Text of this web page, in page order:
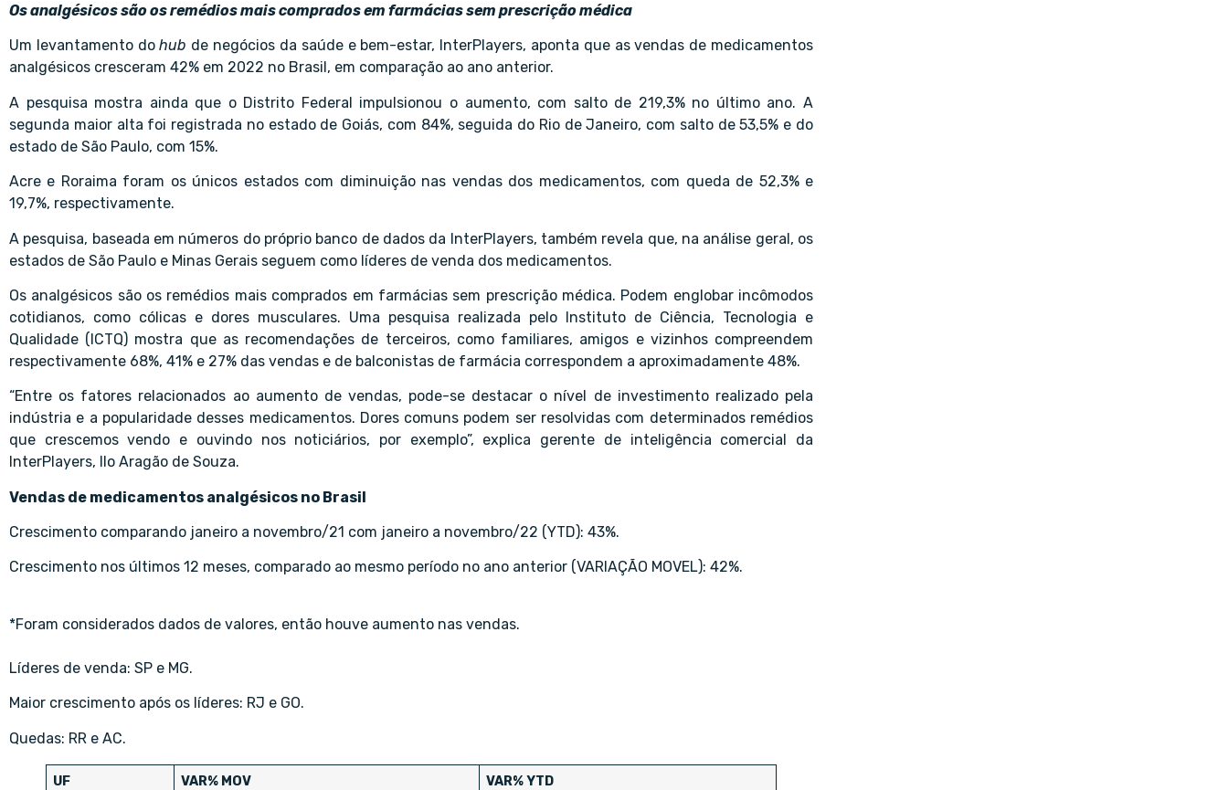
Os analgésicos são os remédios mais comprados em farmácias sem prescrição médica
Um levantamento dohub de negócios da saúde e bem-estar, InterPlayers, aponta que as vendas de medicamentos
analgésicos cresceram 42% em 2022 no Brasil, em comparação ao ano anterior.
A pesquisa mostra ainda que o Distrito Federal impulsionou o aumento, com salto de 219,3% no último ano. A
segunda maior alta foi registrada no estado de Goiás, com 84%, seguida do Rio de Janeiro, com salto de 53,5% e do
estado de São Paulo, com 15%.
Acre e Roraima foram os únicos estados com diminuição nas vendas dos medicamentos, com queda de 52,3% e
19,7%, respectivamente.
A pesquisa, baseada em números do próprio banco de dados da InterPlayers, também revela que, na análise geral, os
estados de São Paulo e Minas Gerais seguem como líderes de venda dos medicamentos.
Os analgésicos são os remédios mais comprados em farmácias sem prescrição médica. Podem englobar incômodos
cotidianos, como cólicas e dores musculares. Uma pesquisa realizada pelo Instituto de Ciência, Tecnologia e
Qualidade (ICTQ) mostra que as recomendações de terceiros, como familiares, amigos e vizinhos compreendem
respectivamente 68%, 41% e 27% das vendas e de balconistas de farmácia correspondem a aproximadamente 48%.
“Entre os fatores relacionados ao aumento de vendas, pode-se destacar o nível de investimento realizado pela
indústria e a popularidade desses medicamentos. Dores comuns podem ser resolvidas com determinados remédios
que crescemos vendo e ouvindo nos noticiários, por exemplo”, explica gerente de inteligência comercial da
InterPlayers, Ilo Aragão de Souza.
Vendas de medicamentos analgésicos no Brasil
Crescimento comparando janeiro a novembro/21 com janeiro a novembro/22 (YTD): 43%.
Crescimento nos últimos 12 meses, comparado ao mesmo período no ano anterior (VARIAÇÃO MOVEL): 42%.
*Foram considerados dados de valores, então houve aumento nas vendas.
Líderes de venda: SP e MG.
Maior crescimento após os líderes: RJ e GO.
Quedas: RR e AC.
UF VAR% MOV VAR% YTD